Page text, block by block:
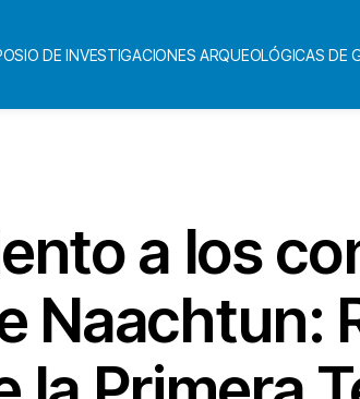
DE INVESTIGACIONES ARQUEOLÓGICAS DE
a los
Naachtun: